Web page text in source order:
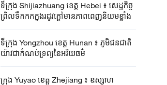
ទីក្រុង Shijiazhuang ខេត្ត Hebei ៖ ​សេដ្ឋកិច្ច
ព្រិល​ទឹកកកក្នុងរដូវក្តៅមានភាព​ពេញ​និយម​ខ្លាំង​
ទីក្រុង Yongzhou ខេត្ត Hunan ៖ ភូមិជនជាតិ
យ៉ាវជាកំណប់ទ្រព្យនៃអរិយធម៌
ក្រុង Yuyao ខេត្ត Zhejiang ៖ ឧស្សាហ